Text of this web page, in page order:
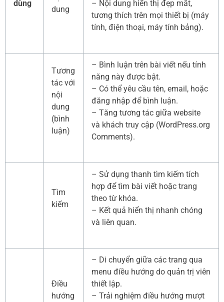
dùng
dung
– Nội dung hiển thị đẹp mắt,
tương thích trên mọi thiết bị (máy
tính, điện thoại, máy tính bảng).
Tương
tác với
nội
dung
(bình
luận)
– Bình luận trên bài viết nếu tính
năng này được bật.
– Có thể yêu cầu tên, email, hoặc
đăng nhập để bình luận.
– Tăng tương tác giữa website
và khách truy cập (WordPress.org
Comments).
Tìm
kiếm
– Sử dụng thanh tìm kiếm tích
hợp để tìm bài viết hoặc trang
theo từ khóa.
– Kết quả hiển thị nhanh chóng
và liên quan.
Điều
hướng
– Di chuyển giữa các trang qua
menu điều hướng do quản trị viên
thiết lập.
– Trải nghiệm điều hướng mượt